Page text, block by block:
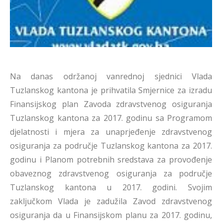
Na danas održanoj vanrednoj sjednici Vlada
Tuzlanskog kantona je prihvatila Smjernice za izradu
Finansijskog plan Zavoda zdravstvenog osiguranja
Tuzlanskog kantona za 2017. godinu sa Programom
djelatnosti i mjera za unaprjeđenje zdravstvenog
osiguranja za područje Tuzlanskog kantona za 2017.
godinu i Planom potrebnih sredstava za provođenje
obaveznog zdravstvenog osiguranja za područje
Tuzlanskog kantona u 2017. godini. Svojim
zaključkom Vlada je zadužila Zavod zdravstvenog
osiguranja da u Finansijskom planu za 2017. godinu,